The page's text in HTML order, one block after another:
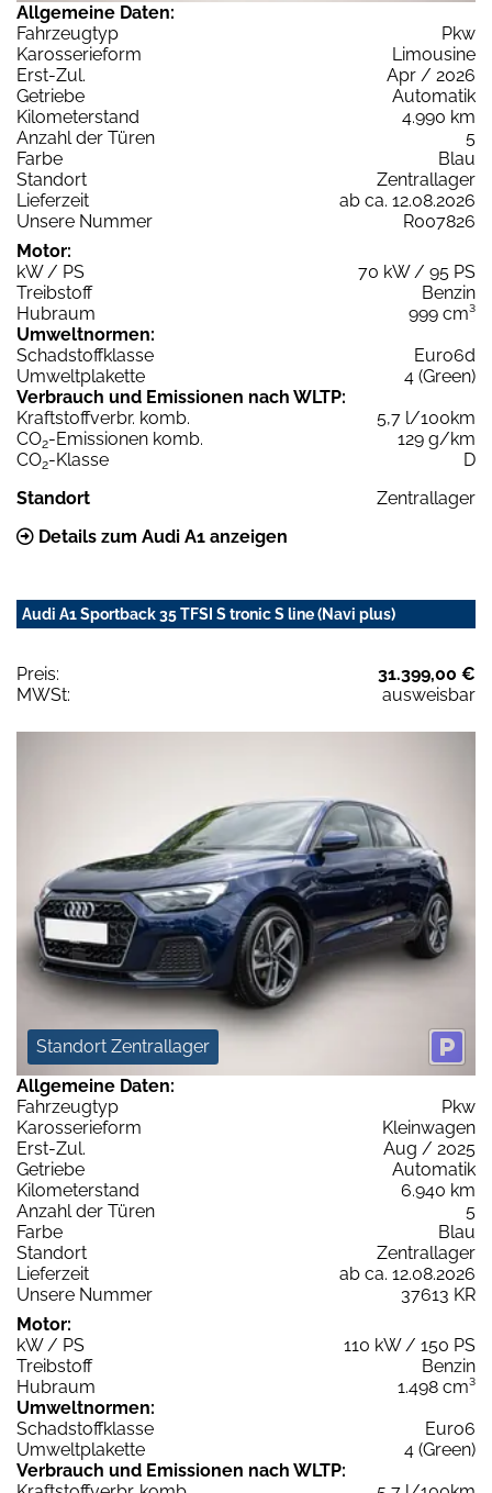
Allgemeine Daten:
Fahrzeugtyp
Pkw
Karosserieform
Limousine
Erst-Zul.
Apr / 2026
Getriebe
Automatik
Kilometerstand
4.990 km
Anzahl der Türen
5
Farbe
Blau
Standort
Zentrallager
Lieferzeit
ab ca. 12.08.2026
Unsere Nummer
R007826
Motor:
kW / PS
70 kW / 95 PS
Treibstoff
Benzin
Hubraum
999 cm³
Umweltnormen:
Schadstoffklasse
Euro6d
Umweltplakette
4 (Green)
Verbrauch und Emissionen nach WLTP:
Kraftstoffverbr. komb.
5,7 l/100km
CO2-Emissionen komb.
129 g/km
CO2-Klasse
D
Standort
Zentrallager
Details zum Audi A1 anzeigen
Audi A1 Sportback 35 TFSI S tronic S line (Navi plus)
Preis:
31.399,00 €
MWSt:
ausweisbar
Standort Zentrallager
Allgemeine Daten:
Fahrzeugtyp
Pkw
Karosserieform
Kleinwagen
Erst-Zul.
Aug / 2025
Getriebe
Automatik
Kilometerstand
6.940 km
Anzahl der Türen
5
Farbe
Blau
Standort
Zentrallager
Lieferzeit
ab ca. 12.08.2026
Unsere Nummer
37613 KR
Motor:
kW / PS
110 kW / 150 PS
Treibstoff
Benzin
Hubraum
1.498 cm³
Umweltnormen:
Schadstoffklasse
Euro6
Umweltplakette
4 (Green)
Verbrauch und Emissionen nach WLTP: